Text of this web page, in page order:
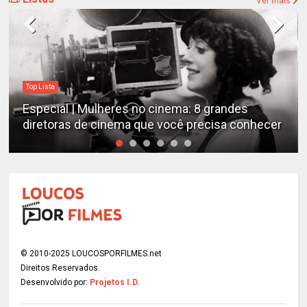
Top Lista
Especial | Mulheres no cinema: 8 grandes
diretoras de cinema que você precisa conhecer
© 2010-2025 LOUCOSPORFILMES.net
Direitos Reservados.
Desenvolvido por: Projetos I.D.